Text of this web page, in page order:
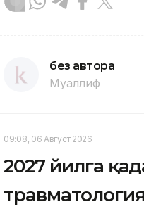
без автора
Муаллиф
09:08, 06 Август 2026
2027 йилга